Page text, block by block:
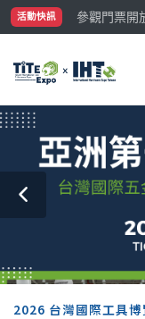
活動快訊
參觀門票開
最大規模台
2026 台灣國際工具